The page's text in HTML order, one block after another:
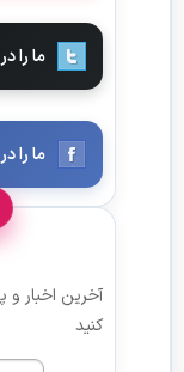
ما را
ما را
آخرین اخبار
کنید